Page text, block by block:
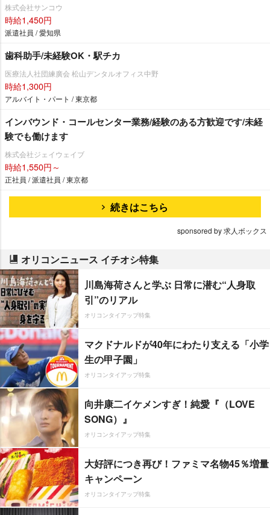
株式会社サンコウ
時給1,450円
派遣社員 / 愛知県
歯科助手/未経験OK・駅チカ
医療法人社団練廣会 松山デンタルオフィス中野
時給1,300円
アルバイト・パート / 東京都
インバウンド・コールセンター業務/経験のある方歓迎です/未経
験でも働けます
株式会社ジェイウェイブ
時給1,550円～
正社員 / 派遣社員 / 東京都
続きはこちら
sponsored by 求人ボックス
オリコンニュース イチオシ特集
川島海荷さんと学ぶ 日常に潜む“人身取
引”のリアル
オリコンタイアップ特集
マクドナルドが40年にわたり支える「小学
生の甲子園」
オリコンタイアップ特集
向井康二イケメンすぎ！純愛『（LOVE
SONG）』
オリコンタイアップ特集
大好評につき再び！ファミマ名物45％増量
キャンペーン
オリコンタイアップ特集